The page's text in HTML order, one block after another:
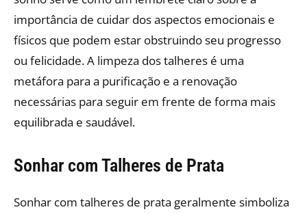
importância de cuidar dos aspectos emocionais e
físicos que podem estar obstruindo seu progresso
ou felicidade. A limpeza dos talheres é uma
metáfora para a purificação e a renovação
necessárias para seguir em frente de forma mais
equilibrada e saudável.
Sonhar com Talheres de Prata
Sonhar com talheres de prata geralmente simboliza